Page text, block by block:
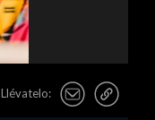
Llévatelo: